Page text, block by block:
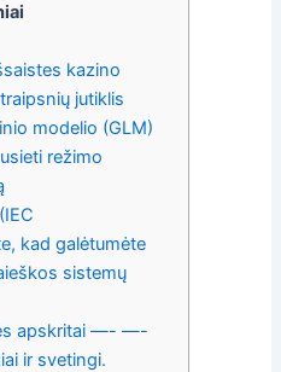
kazino
jutiklis
modelio (GLM)
režimo
kad galėtumėte
sistemų
apskritai —- —-
ir svetingi.